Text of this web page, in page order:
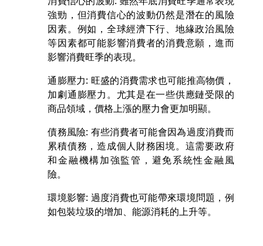
強勁，但消費信心的波動仍然是潛在的風險
因素。例如，全球經濟下行、地緣政治風險
等因素都可能影響消費者的消費意願，進而
影響消費旺季的表現。
通膨壓力: 旺盛的消費需求也可能推高物價，
加劇通膨壓力。尤其是在一些供應鏈受限的
商品領域，價格上漲的壓力會更加明顯。
債務風險: 有些消費者可能會因為過度消費而
累積債務，造成個人財務困境。這需要政府
和金融機構加強監管，避免系統性金融風
險。
環境影響: 過度消費也可能帶來環境問題，例
如包裝垃圾的增加、能源消耗的上升等。